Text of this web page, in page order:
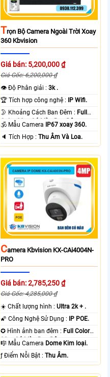
TRọn Bộ Camera Ngoài Trời Xoay
360 Kbvision
Giá bán: 5,200,000 ₫
Giá Gốc: 6,200,000 ₫
👁 Độ Phân giải :3k .
🏆 Tích hợp công nghệ : IP Wifi.
🌛 Khoảng Cách Ban Đêm : Full
Color 30m Có Màu Ban Ðêm.
🕉️ Mẫu Camera IP67 xoay 360.
️🔈 Tích Hợp :Thu Âm Và Loa.
CAmera Kbvision KX-CAi4004N-
PRO
Giá bán: 2,785,250 ₫
Giá Gốc: 4,285,000 ₫
☀️ Chất lượng hình :Ultra 2k + .
🌠 Công Nghệ Sử Dụng :
IP POE.
✪ Hình ảnh ban đêm : Full Color
30m Có Màu Ban Ðêm.
🎼️ Mẫu Camera Dome Kim loại.
️ƒ Điểm Nỗi Bật :Thu Âm.